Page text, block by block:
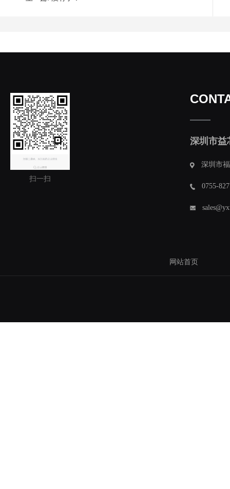
扫一扫
深圳市益
深圳市
0755-
网站首页